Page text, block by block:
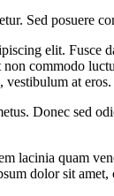
Sed posuere
elit. Fusce
commodo
vestibulum at
Donec sed
lacinia quam
dolor sit